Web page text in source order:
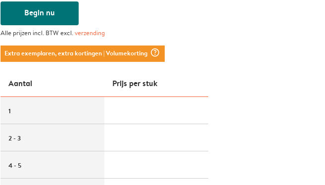
Begin nu
Alle prijzen incl. BTW excl.verzending
Extra exemplaren, extra kortingen| Volumekorting question_mark_circle
Aantal Prijs per stuk
1
2 - 3
4 - 5